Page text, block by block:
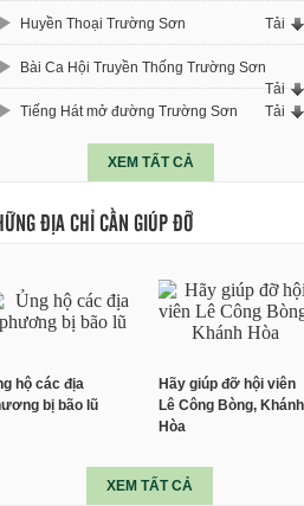
Huyền Thoại Trường Sơn Tải
Bài Ca Hội Truyền Thống Trường Sơn
Tải
Tiếng Hát mở đường Trường Sơn
Tải
XEM TẤT CẢ
ĐỊA CHỈ CẦN GIÚP ĐỠ
hộ các địa
bị bão lũ
Hãy giúp đỡ hội viên
Lê Công Bòng, Khánh
Hòa
XEM TẤT CẢ